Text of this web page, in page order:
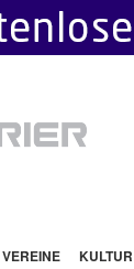
VEREINE KULTUR